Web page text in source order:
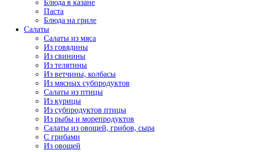
Блюда в казане
Паста
Блюда на гриле
Салаты
Салаты из мяса
Из говядины
Из свинины
Из телятины
Из ветчины, колбасы
Из мясных субпродуктов
Салаты из птицы
Из курицы
Из субпродуктов птицы
Из рыбы и морепродуктов
Салаты из овощей, грибов, сыра
С грибами
Из овощей